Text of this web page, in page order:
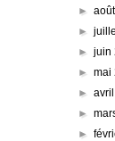
►
►
►juin
►mai
►
►
►